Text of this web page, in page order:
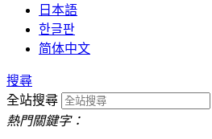
日本語
한글판
简体中文
搜尋
全站搜尋
熱門關鍵字：